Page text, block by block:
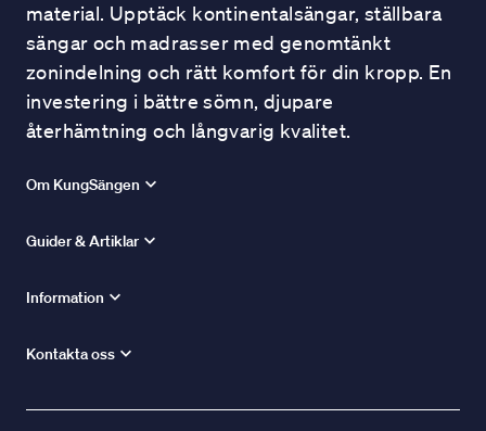
material. Upptäck kontinentalsängar, ställbara
sängar och madrasser med genomtänkt
zonindelning och rätt komfort för din kropp. En
investering i bättre sömn, djupare
återhämtning och långvarig kvalitet.
Om KungSängen
Guider & Artiklar
Information
Kontakta oss